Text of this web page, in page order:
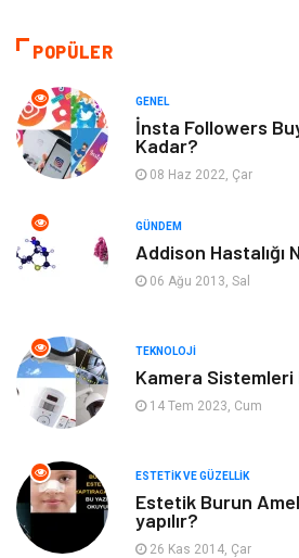
Otomotiv
Giyim
Cilt ve Deri Hastalıkları
Organizasyon
Kadın Hastalıkları
Güzellik
Beslenme
Psikolojik Hastalıklar
POPÜLER
GENEL
İnsta Followers
Kadar?
08 Haz 2022, Çar
GÜNDEM
Addison Hastalığı
06 Ağu 2013, Sal
TEKNOLOJI
Kamera Sistemleri
14 Tem 2023, Cum
ESTETIK VE GÜZELLIK
Estetik Burun
yapılır?
26 Kas 2014, Çar